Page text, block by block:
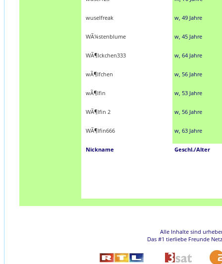
wuselfreak w, 49 Jahre
WÃ¼stenblume w, 45 Jahre
WÃ¶lckchen333 w, 64 Jahre
wÃ¶lfchen w, 56 Jahre
wÃ¶lfin w, 53 Jahre
WÃ¶lfin 2 w, 56 Jahre
WÃ¶lfin666 w, 63 Jahre
Nickname Geschl./Alter
Alle Inhalte sind
Das #1 tierliebe Freunde